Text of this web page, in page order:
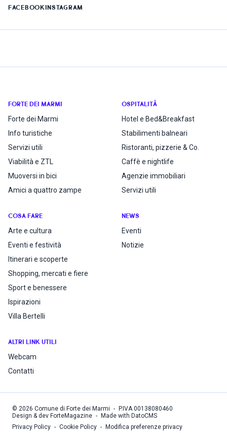
FACEBOOKINSTAGRAM
FORTE DEI MARMI
Forte dei Marmi
Info turistiche
Servizi utili
Viabilità e ZTL
Muoversi in bici
Amici a quattro zampe
OSPITALITÀ
Hotel e Bed&Breakfast
Stabilimenti balneari
Ristoranti, pizzerie & Co.
Caffè e nightlife
Agenzie immobiliari
Servizi utili
COSA FARE
Arte e cultura
Eventi e festività
Itinerari e scoperte
Shopping, mercati e fiere
Sport e benessere
Ispirazioni
Villa Bertelli
NEWS
Eventi
Notizie
ALTRI LINK UTILI
Webcam
Contatti
© 2026 Comune di Forte dei Marmi - P.IVA00138080460
Design & dev ForteMagazine -
Made with DatoCMS
Privacy Policy - Cookie Policy - Modifica preferenze privacy